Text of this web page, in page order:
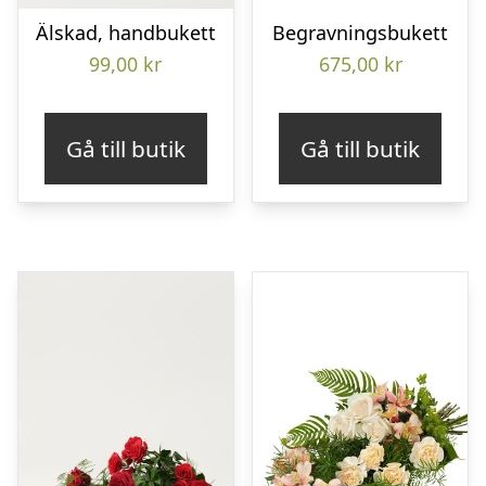
Älskad, handbukett
99,00 kr
Gå till butik
Begravningsbukett
675,00 kr
Gå till butik